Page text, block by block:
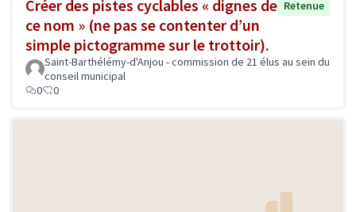
Créer des pistes cyclables « dignes de
ce nom » (ne pas se contenter d’un
simple pictogramme sur le trottoir).
Retenue
Saint-Barthélémy-d'Anjou - commission de 21 élus au sein du
conseil municipal
0
0